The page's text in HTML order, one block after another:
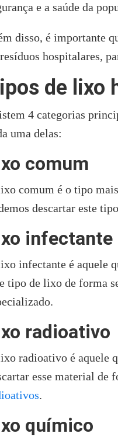
e a saúde da
disso, é importante
hospitalares,
de lixo
4 categorias
uma delas:
comum
comum é o tipo
descartar este
infectante
infectante é aquele
tipo de lixo de forma
radioativo
radioativo é aquele
esse material de
.
químico